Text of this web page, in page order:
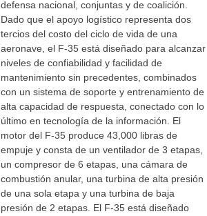
defensa nacional, conjuntas y de coalición.
Dado que el apoyo logístico representa dos
tercios del costo del ciclo de vida de una
aeronave, el F-35 está diseñado para alcanzar
niveles de confiabilidad y facilidad de
mantenimiento sin precedentes, combinados
con un sistema de soporte y entrenamiento de
alta capacidad de respuesta, conectado con lo
último en tecnología de la información. El
motor del F-35 produce 43,000 libras de
empuje y consta de un ventilador de 3 etapas,
un compresor de 6 etapas, una cámara de
combustión anular, una turbina de alta presión
de una sola etapa y una turbina de baja
presión de 2 etapas. El F-35 está diseñado